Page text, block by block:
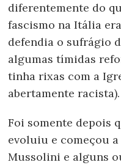
diferentemente do
fascismo na Itália
defendia o sufrágio
algumas tímidas
tinha rixas com a
abertamente racista).
Foi somente depois
evoluiu e começou
Mussolini e alguns